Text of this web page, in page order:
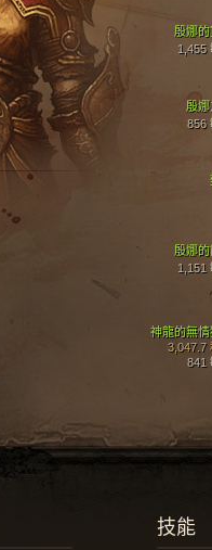
殷娜
1,455
殷娜
856
殷娜的
1,151
神龍的無情
3,047.7
841
技能